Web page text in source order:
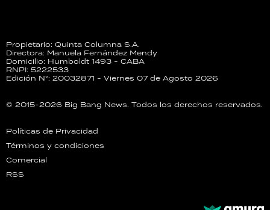
Propietario: Quinta Columna S.A.
Directora: Manuela Fernández Mendy
Domicilio: Humboldt 1493 - CABA
RNPI: 5222533
Edición N°: 20032871 - Viernes 07 de Agosto 2026
© 2015-2026 Big Bang News. Todos los derechos reservados.
Políticas de Privacidad
Términos y condiciones
Comercial
RSS